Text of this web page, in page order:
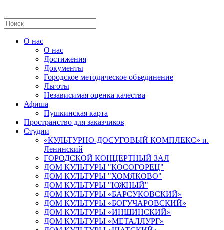
О нас
О нас
Достижения
Документы
Городское методическое объединение
Льготы
Независимая оценка качества
Афиша
Пушкинская карта
Пространство для заказчиков
Студии
«КУЛЬТУРНО-ДОСУГОВЫЙ КОМПЛЕКС» п.
Ленинский
ГОРОДСКОЙ КОНЦЕРТНЫЙ ЗАЛ
ДОМ КУЛЬТУРЫ "КОСОГОРЕЦ"
ДОМ КУЛЬТУРЫ "ХОМЯКОВО"
ДОМ КУЛЬТУРЫ "ЮЖНЫЙ"
ДОМ КУЛЬТУРЫ «БАРСУКОВСКИЙ»
ДОМ КУЛЬТУРЫ «БОГУЧАРОВСКИЙ»
ДОМ КУЛЬТУРЫ «ИНШИНСКИЙ»
ДОМ КУЛЬТУРЫ «МЕТАЛЛУРГ»